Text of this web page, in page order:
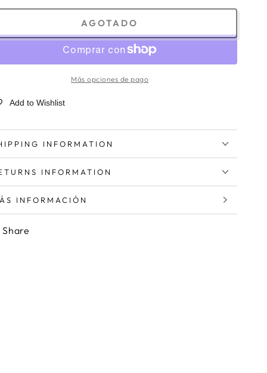
AGOTADO
Más opciones de pago
Add to Wishlist
INFORMATION
INFORMATION
INFORMACIÓN
IMÁGENES
Share